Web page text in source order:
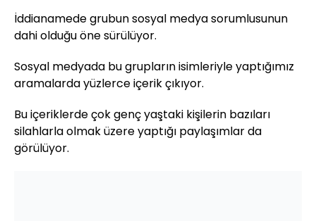
İddianamede grubun sosyal medya sorumlusunun
dahi olduğu öne sürülüyor.
Sosyal medyada bu grupların isimleriyle yaptığımız
aramalarda yüzlerce içerik çıkıyor.
Bu içeriklerde çok genç yaştaki kişilerin bazıları
silahlarla olmak üzere yaptığı paylaşımlar da
görülüyor.